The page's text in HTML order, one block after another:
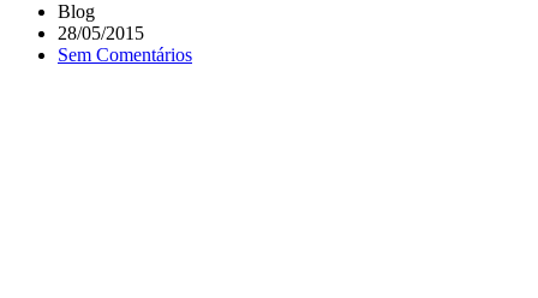
Blog
28/05/2015
Sem Comentários